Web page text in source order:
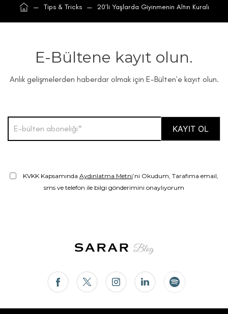
— Tips & Tricks — 20’li Yaşlarda Giyinmenin Altın Kuralı
E-Bültene kayıt olun.
Anlık gelişmelerden haberdar olmak için E-Bülten’e kayıt olun.
KVKK Kapsamında Aydınlatma Metni’ni Okudum, Tarafıma email,
sms ve telefon ile bilgi gönderimini onaylıyorum